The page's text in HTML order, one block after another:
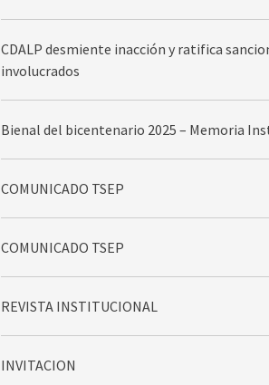
CDALP desmiente inacción y ratifica
involucrados
Bienal del bicentenario 2025 – Memoria
COMUNICADO TSEP
COMUNICADO TSEP
REVISTA INSTITUCIONAL
INVITACION